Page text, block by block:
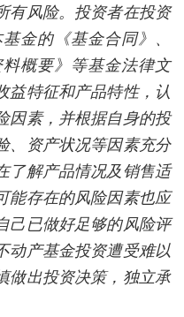
有风险。投资者在投资
金的《基金合同》、
料概要》等基金法律文
益特征和产品特性，认
因素，并根据自身的投
、资产状况等因素充分
了解产品情况及销售适
能存在的风险因素也应
己已做好足够的风险评
动产基金投资遭受难以
做出投资决策，独立承